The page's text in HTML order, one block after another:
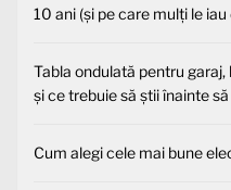
10 ani (și pe care mulți le
Tabla ondulată pentru
și ce trebuie să știi înainte
Cum alegi cele mai bune